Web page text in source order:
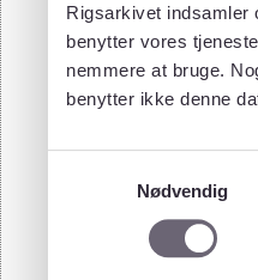
Rigsarkivet indsamler
benytter vores
nemmere at bruge.
benytter ikke denne
Nødvendig